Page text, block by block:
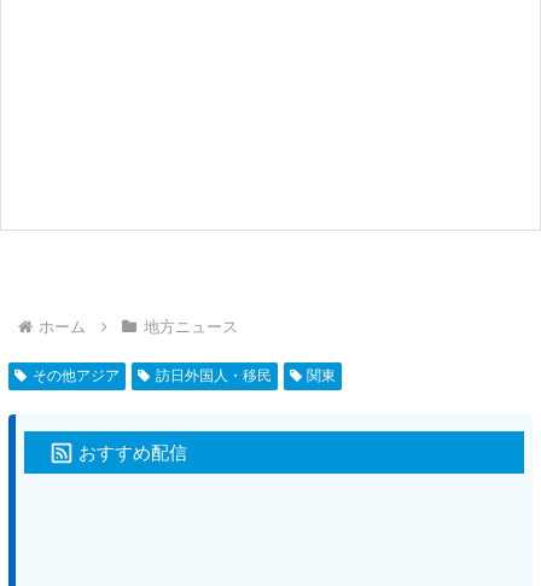
ホーム 地方ニュース
その他アジア 訪日外国人・移民 関東
おすすめ配信